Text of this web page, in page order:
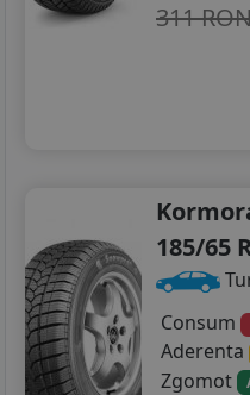
311
185/65
Consum
Aderenta
Zgomot